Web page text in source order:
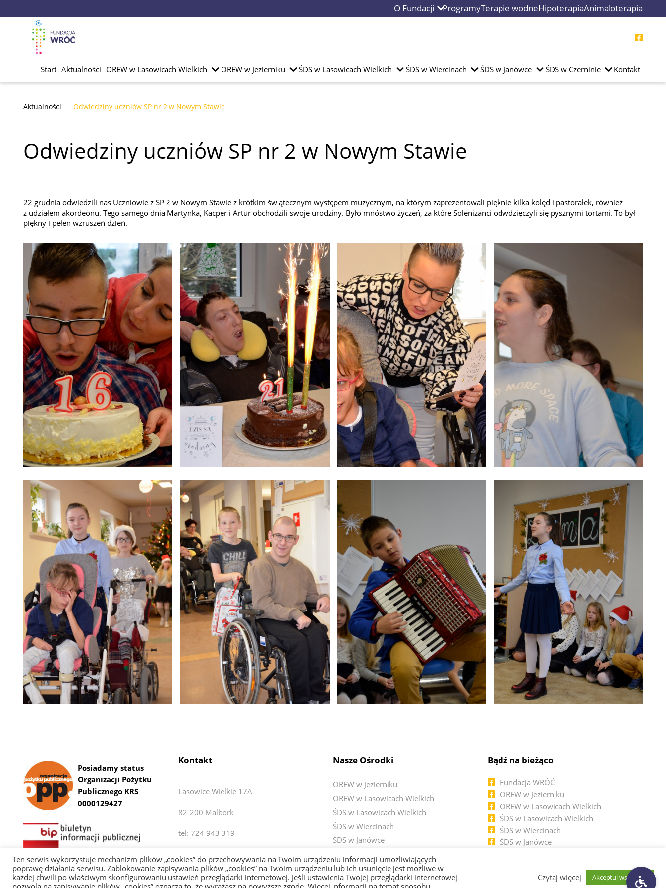
O Fundacji ProgramyTerapie wodneHipoterapiaAnimaloterapia
Start Aktualności OREW w Lasowicach Wielkich OREW w Jezierniku ŚDS w Lasowicach Wielkich ŚDS w Wiercinach ŚDS w Janówce ŚDS w Czerninie Kontakt
Aktualności Odwiedziny uczniów SP nr 2 w Nowym Stawie
Odwiedziny uczniów SP nr 2 w Nowym Stawie
22 grudnia odwiedzili nas Uczniowie z SP 2 w Nowym Stawie z krótkim świątecznym występem muzycznym, na którym zaprezentowali pięknie kilka kolęd i pastorałek, również
z udziałem akordeonu. Tego samego dnia Martynka, Kacper i Artur obchodzili swoje urodziny. Było mnóstwo życzeń, za które Solenizanci odwdzięczyli się pysznymi tortami. To był
piękny i pełen wzruszeń dzień.
Posiadamy status
Organizacji Pożytku
Publicznego KRS
0000129427
Kontakt
Lasowice Wielkie 17A
82-200 Malbork
tel: 724 943 319
Nasze Ośrodki
OREW w Jezierniku
OREW w Lasowicach Wielkich
ŚDS w Lasowicach Wielkich
ŚDS w Wiercinach
ŚDS w Janówce
Bądź na bieżąco
Fundacja WRÓĆ
OREW w Jezierniku
OREW w Lasowicach Wielkich
ŚDS w Lasowicach Wielkich
ŚDS w Wiercinach
ŚDS w Janówce
Ten serwis wykorzystuje mechanizm plików „cookies” do przechowywania na Twoim urządzeniu informacji umożliwiających
poprawę działania serwisu. Zablokowanie zapisywania plików „cookies” na Twoim urządzeniu lub ich usunięcie jest możliwe w
każdej chwili po właściwym skonfigurowaniu ustawień przeglądarki internetowej. Jeśli ustawienia Twojej przeglądarki internetowej
pozwolą na zapisywanie plików „cookies” oznacza to, że wyrażasz na powyższe zgodę. Więcej informacji na temat sposobu
Czytaj więcej Akceptuj wszystkie